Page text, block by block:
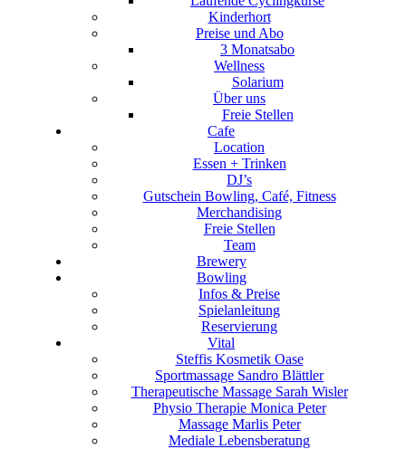
Kinderhort
Preise und Abo
3 Monatsabo
Wellness
Solarium
Über uns
Freie Stellen
Cafe
Location
Essen + Trinken
DJ’s
Gutschein Bowling, Café, Fitness
Merchandising
Freie Stellen
Team
Brewery
Bowling
Infos & Preise
Spielanleitung
Reservierung
Vital
Steffis Kosmetik Oase
Sportmassage Sandro Blättler
Therapeutische Massage Sarah Wisler
Physio Therapie Monica Peter
Massage Marlis Peter
Mediale Lebensberatung